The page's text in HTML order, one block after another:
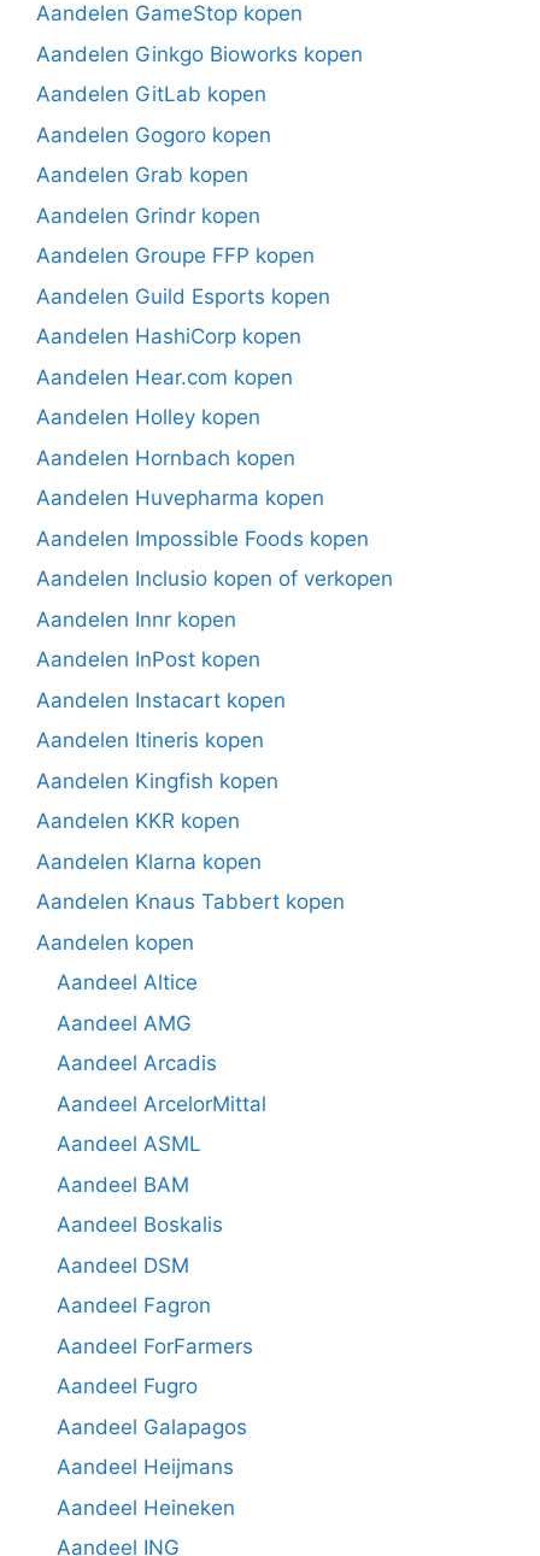
Aandelen GameStop kopen
Aandelen Ginkgo Bioworks kopen
Aandelen GitLab kopen
Aandelen Gogoro kopen
Aandelen Grab kopen
Aandelen Grindr kopen
Aandelen Groupe FFP kopen
Aandelen Guild Esports kopen
Aandelen HashiCorp kopen
Aandelen Hear.com kopen
Aandelen Holley kopen
Aandelen Hornbach kopen
Aandelen Huvepharma kopen
Aandelen Impossible Foods kopen
Aandelen Inclusio kopen of verkopen
Aandelen Innr kopen
Aandelen InPost kopen
Aandelen Instacart kopen
Aandelen Itineris kopen
Aandelen Kingfish kopen
Aandelen KKR kopen
Aandelen Klarna kopen
Aandelen Knaus Tabbert kopen
Aandelen kopen
Aandeel Altice
Aandeel AMG
Aandeel Arcadis
Aandeel ArcelorMittal
Aandeel ASML
Aandeel BAM
Aandeel Boskalis
Aandeel DSM
Aandeel Fagron
Aandeel ForFarmers
Aandeel Fugro
Aandeel Galapagos
Aandeel Heijmans
Aandeel Heineken
Aandeel ING